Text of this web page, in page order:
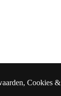
Cookies